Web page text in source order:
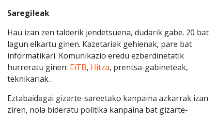
Saregileak
Hau izan zen talderik jendetsuena, dudarik gabe. 20 bat
lagun elkartu ginen. Kazetariak gehienak, pare bat
informatikari. Komunikazio eredu ezberdinetatik
hurreratu ginen: EiTB, Hitza, prentsa-gabineteak,
teknikariak…
Eztabaidagai gizarte-sareetako kanpaina azkarrak izan
ziren, nola bideratu politika kanpaina bat gizarte-